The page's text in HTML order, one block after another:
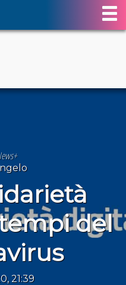
del
21:39